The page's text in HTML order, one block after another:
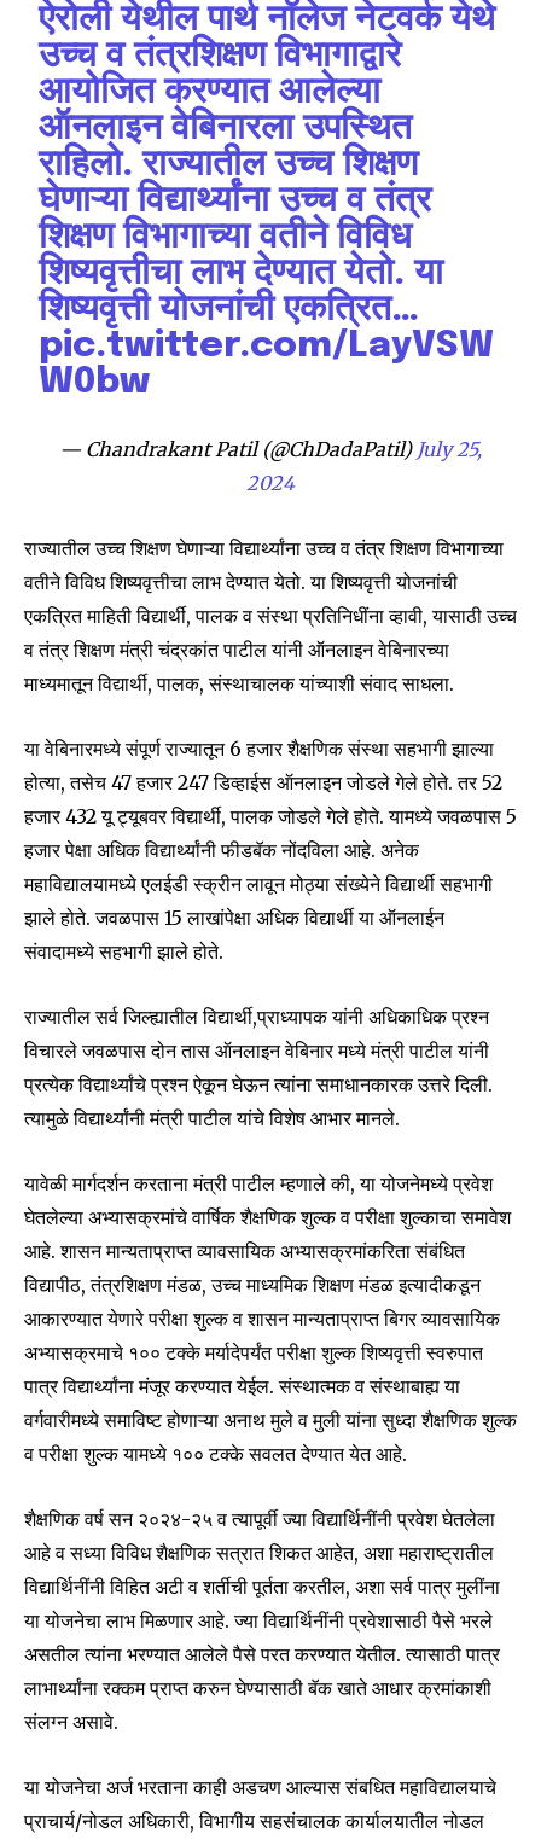
Join our community of
SUBSCRIBERS and be part of the
conversation.
To subscribe, simply enter your email address on our website
or click the subscribe button below. Don't worry, we respect
your privacy and won't spam your inbox. Your information is
safe with us.
SUBSCRIBE
I've read and accept the Privacy Policy.
Fans Followers Followers
ऐरोली येथील पार्थ नॉलेज नेटवर्क येथे
उच्च व तंत्रशिक्षण विभागाद्वारे
आयोजित करण्यात आलेल्या
ऑनलाइन वेबिनारला उपस्थित
राहिलो. राज्यातील उच्च शिक्षण
घेणाऱ्या विद्यार्थ्यांना उच्च व तंत्र
शिक्षण विभागाच्या वतीने विविध
शिष्यवृत्तीचा लाभ देण्यात येतो. या
शिष्यवृत्ती योजनांची एकत्रित…
pic.twitter.com/LayVSW
W0bw
— Chandrakant Patil (@ChDadaPatil) July 25,
2024
राज्यातील उच्च शिक्षण घेणाऱ्या विद्यार्थ्यांना उच्च व तंत्र शिक्षण विभागाच्या
वतीने विविध शिष्यवृत्तीचा लाभ देण्यात येतो. या शिष्यवृत्ती योजनांची
एकत्रित माहिती विद्यार्थी, पालक व संस्था प्रतिनिधींना व्हावी, यासाठी उच्च
व तंत्र शिक्षण मंत्री चंद्रकांत पाटील यांनी ऑनलाइन वेबिनारच्या
माध्यमातून विद्यार्थी, पालक, संस्थाचालक यांच्याशी संवाद साधला.
या वेबिनारमध्ये संपूर्ण राज्यातून 6 हजार शैक्षणिक संस्था सहभागी झाल्या
होत्या, तसेच 47 हजार 247 डिव्हाईस ऑनलाइन जोडले गेले होते. तर 52
हजार 432 यू ट्यूबवर विद्यार्थी, पालक जोडले गेले होते. यामध्ये जवळपास 5
हजार पेक्षा अधिक विद्यार्थ्यांनी फीडबॅक नोंदविला आहे. अनेक
महाविद्यालयामध्ये एलईडी स्क्रीन लावून मोठ्या संख्येने विद्यार्थी सहभागी
झाले होते. जवळपास 15 लाखांपेक्षा अधिक विद्यार्थी या ऑनलाईन
संवादामध्ये सहभागी झाले होते.
राज्यातील सर्व जिल्ह्यातील विद्यार्थी,प्राध्यापक यांनी अधिकाधिक प्रश्न
विचारले जवळपास दोन तास ऑनलाइन वेबिनार मध्ये मंत्री पाटील यांनी
प्रत्येक विद्यार्थ्यांचे प्रश्न ऐकून घेऊन त्यांना समाधानकारक उत्तरे दिली.
त्यामुळे विद्यार्थ्यांनी मंत्री पाटील यांचे विशेष आभार मानले.
यावेळी मार्गदर्शन करताना मंत्री पाटील म्हणाले की, या योजनेमध्ये प्रवेश
घेतलेल्या अभ्यासक्रमांचे वार्षिक शैक्षणिक शुल्क व परीक्षा शुल्काचा समावेश
आहे. शासन मान्यताप्राप्त व्यावसायिक अभ्यासक्रमांकरिता संबंधित
विद्यापीठ, तंत्रशिक्षण मंडळ, उच्च माध्यमिक शिक्षण मंडळ इत्यादीकडून
आकारण्यात येणारे परीक्षा शुल्क व शासन मान्यताप्राप्त बिगर व्यावसायिक
अभ्यासक्रमाचे १०० टक्के मर्यादेपर्यंत परीक्षा शुल्क शिष्यवृत्ती स्वरुपात
पात्र विद्यार्थ्यांना मंजूर करण्यात येईल. संस्थात्मक व संस्थाबाह्य या
वर्गवारीमध्ये समाविष्ट होणाऱ्या अनाथ मुले व मुली यांना सुध्दा शैक्षणिक शुल्क
व परीक्षा शुल्क यामध्ये १०० टक्के सवलत देण्यात येत आहे.
शैक्षणिक वर्ष सन २०२४-२५ व त्यापूर्वी ज्या विद्यार्थिनींनी प्रवेश घेतलेला
आहे व सध्या विविध शैक्षणिक सत्रात शिकत आहेत, अशा महाराष्ट्रातील
विद्यार्थिनींनी विहित अटी व शर्तीची पूर्तता करतील, अशा सर्व पात्र मुलींना
या योजनेचा लाभ मिळणार आहे. ज्या विद्यार्थिनींनी प्रवेशासाठी पैसे भरले
असतील त्यांना भरण्यात आलेले पैसे परत करण्यात येतील. त्यासाठी पात्र
लाभार्थ्यांना रक्कम प्राप्त करुन घेण्यासाठी बॅक खाते आधार क्रमांकाशी
संलग्न असावे.
या योजनेचा अर्ज भरताना काही अडचण आल्यास संबधित महाविद्यालयाचे
प्राचार्य/नोडल अधिकारी, विभागीय सहसंचालक कार्यालयातील नोडल